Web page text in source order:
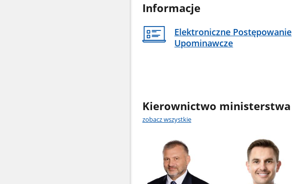
Informacje
Elektroniczne Postępowanie
Upominawcze
Kierownictwo ministerstwa
zobacz wszystkie